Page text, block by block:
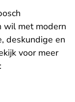
wil met modern
deskundige en
voor meer